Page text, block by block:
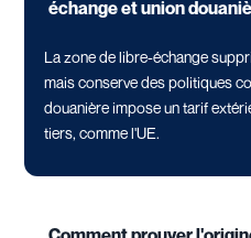
échange et union
La zone de libre-échange
mais conserve des politiques
douanière impose un tarif
tiers, comme l'UE.